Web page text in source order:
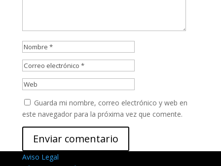
Guarda mi nombre, correo electrónico y web en
este navegador para la próxima vez que comente.
Aviso Legal